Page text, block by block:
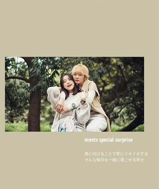
meets special surprise
身に付けることで常にドキドキする
そんな毎日を一緒に過ごせる幸せ